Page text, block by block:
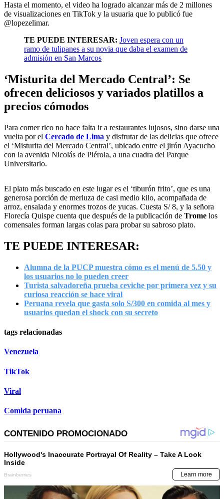
Hasta el momento, el video ha logrado alcanzar más de 2 millones
de visualizaciones en TikTok y la usuaria que lo publicó fue
@lopezelimar.
TE PUEDE INTERESAR: Joven espera con un
ramo de tulipanes a su novia que daba el examen de
admisión en San Marcos
‘Misturita del Mercado Central’: Se
ofrecen deliciosos y variados platillos a
precios cómodos
Para comer rico no hace falta ir a restaurantes lujosos, sino darse una
vuelta por el Cercado de Lima y disfrutar de las delicias que ofrece
el ‘Misturita del Mercado Central’, ubicado entre el jirón Ayacucho
con la avenida Nicolás de Piérola, a una cuadra del Parque
Universitario.
El plato más buscado en este lugar es el ‘tiburón frito’, que es una
generosa porción de merluza de casi medio kilo, acompañada de
arroz, ensalada y enormes trozos de yucas. Cuesta S/ 8, y la señora
Florecía Quispe cuenta que después de la publicación de Trome los
comensales forman largas colas para probar su sabroso plato.
TE PUEDE INTERESAR:
Alumna de la PUCP muestra cómo es el menú de 5.50 y
los usuarios no lo pueden creer
Turista salvadoreña prueba ceviche por primera vez y su
curiosa reacción se hace viral
Peruana revela que gasta solo S/300 en comida al mes y
usuarios quedan el shock con su secreto
tags relacionadas
Venezuela
TikTok
Viral
Comida peruana